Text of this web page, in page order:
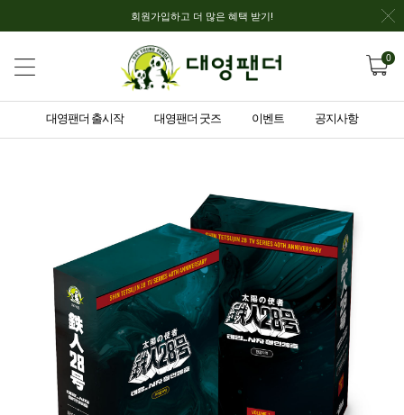
회원가입하고 더 많은 혜택 받기!
0
대영팬더 출시작 대영팬더 굿즈 이벤트 공지사항